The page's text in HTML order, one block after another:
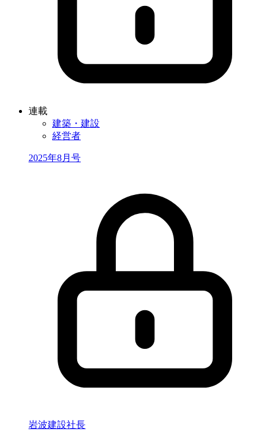
連載
建築・建設
経営者
2025年8月号
岩波建設社長